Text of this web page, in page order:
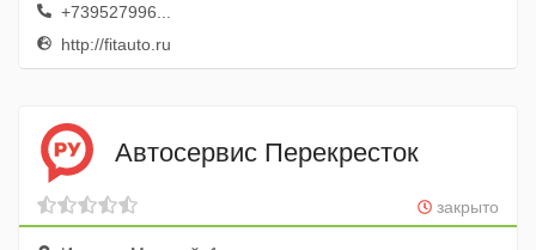
+739527996...
http://fitauto.ru
Автосервис Перекресток
закрыто